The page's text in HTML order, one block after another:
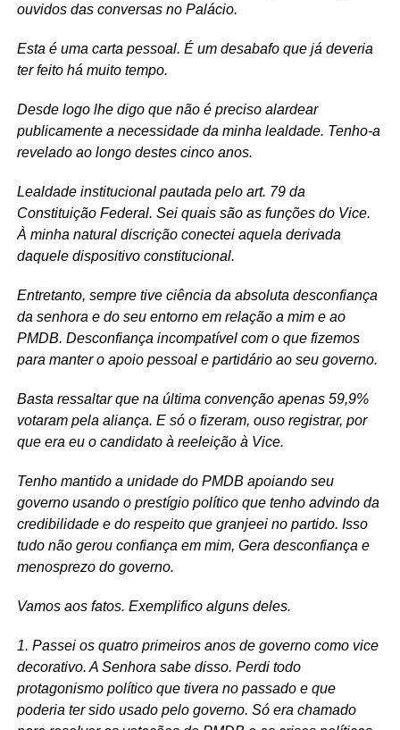
ouvidos das conversas no Palácio.
Esta é uma carta pessoal. É um desabafo que já deveria
ter feito há muito tempo.
Desde logo lhe digo que não é preciso alardear
publicamente a necessidade da minha lealdade. Tenho-a
revelado ao longo destes cinco anos.
Lealdade institucional pautada pelo art. 79 da
Constituição Federal. Sei quais são as funções do Vice.
À minha natural discrição conectei aquela derivada
daquele dispositivo constitucional.
Entretanto, sempre tive ciência da absoluta desconfiança
da senhora e do seu entorno em relação a mim e ao
PMDB. Desconfiança incompatível com o que fizemos
para manter o apoio pessoal e partidário ao seu governo.
Basta ressaltar que na última convenção apenas 59,9%
votaram pela aliança. E só o fizeram, ouso registrar, por
que era eu o candidato à reeleição à Vice.
Tenho mantido a unidade do PMDB apoiando seu
governo usando o prestígio político que tenho advindo da
credibilidade e do respeito que granjeei no partido. Isso
tudo não gerou confiança em mim, Gera desconfiança e
menosprezo do governo.
Vamos aos fatos. Exemplifico alguns deles.
1. Passei os quatro primeiros anos de governo como vice
decorativo. A Senhora sabe disso. Perdi todo
protagonismo político que tivera no passado e que
poderia ter sido usado pelo governo. Só era chamado